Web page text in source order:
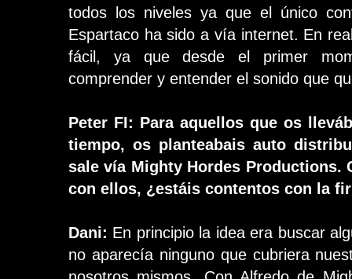
todos los niveles ya que el único
Espartaco ha sido a vía internet. En
fácil, ya que desde el primer
comprender y entender el sonido que
Peter FI: Para aquellos que os
tiempo, os planteabais auto
sale vía Mighty Hordes Productions.
con ellos, ¿estáis contentos con la
Dani: En principio la idea era buscar
no aparecía ninguno que cubriera